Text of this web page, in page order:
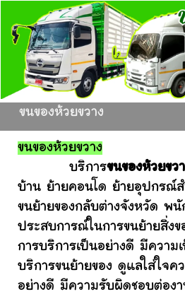
ขนของห้วยขวาง
ขนของห้วยขวาง
บริการขนของห้วยขว
บ้าน ย้ายคอนโด ย้ายอุปกรณ์
ขนย้ายของกลับต่างจังหวัด พ
ประสบการณ์ในการขนย้ายสิ่งข
การบริการเป็นอย่างดี มีความ
บริการขนย้ายของ ดูแลใส่ใจค
อย่างดี มีความรับผิดชอบต่อง